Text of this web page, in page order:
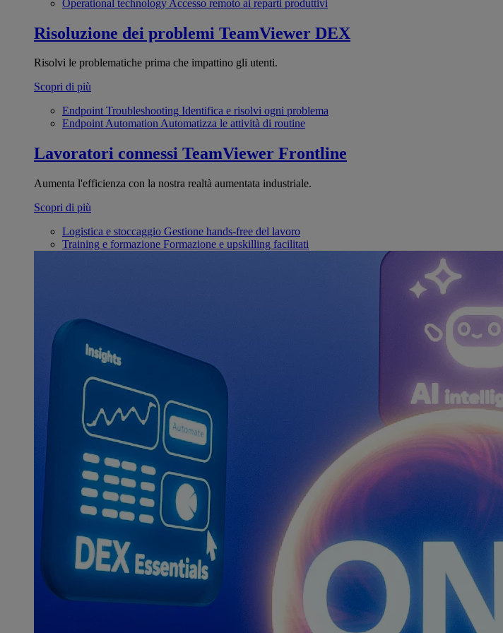
Operational technology Accesso remoto ai reparti produttivi
Risoluzione dei problemi TeamViewer DEX
Risolvi le problematiche prima che impattino gli utenti.
Scopri di più
Endpoint Troubleshooting Identifica e risolvi ogni problema
Endpoint AutomationAutomatizza le attività di routine
Lavoratori connessi TeamViewer Frontline
Aumenta l'efficienza con la nostra realtà aumentata industriale.
Scopri di più
Logistica e stoccaggio Gestione hands-free del lavoro
Training e formazione Formazione e upskilling facilitati